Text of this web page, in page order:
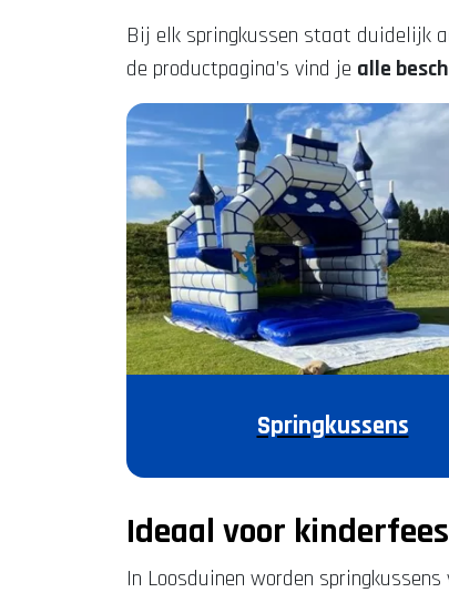
Bij elk springkussen staat duidelijk
de productpagina’s vind je alle
Springkussens
Ideaal voor
In Loosduinen worden springkussens